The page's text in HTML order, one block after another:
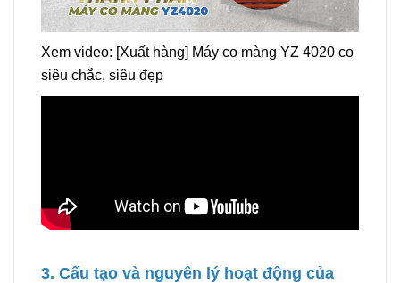
Xem video: [Xuất hàng] Máy co màng YZ 4020 co
siêu chắc, siêu đẹp
3. Cấu tạo và nguyên lý hoạt động của